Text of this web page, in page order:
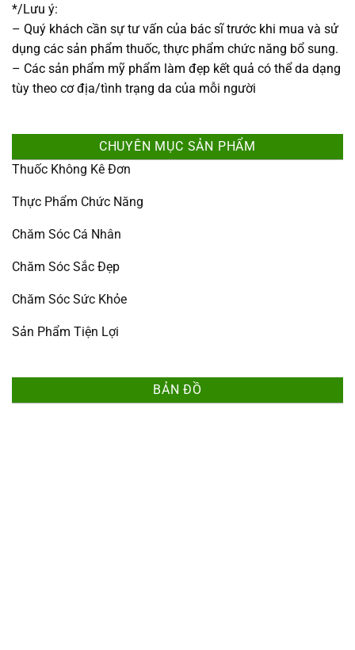
*/Lưu ý:
– Quý khách cần sự tư vấn của bác sĩ trước khi mua và sử
dụng các sản phẩm thuốc, thực phẩm chức năng bổ sung.
– Các sản phẩm mỹ phẩm làm đẹp kết quả có thể da dạng
tùy theo cơ địa/tình trạng da của mỗi người
CHUYÊN MỤC SẢN PHẨM
Thuốc Không Kê Đơn
Thực Phẩm Chức Năng
Chăm Sóc Cá Nhân
Chăm Sóc Sắc Đẹp
Chăm Sóc Sức Khỏe
Sản Phẩm Tiện Lợi
BẢN ĐỒ